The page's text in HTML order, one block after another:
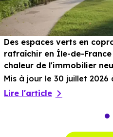
Des espaces verts en
rafraîchir en Île-de-
chaleur de l'immobilier
Mis à jour le 30 juillet 2026
Lire l'article